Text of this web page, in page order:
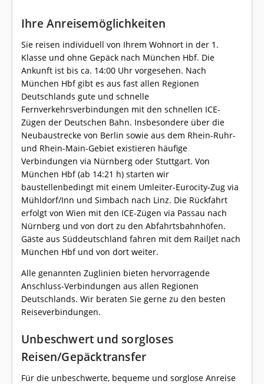
Ihre Anreisemöglichkeiten
Sie reisen individuell von Ihrem Wohnort in der 1.
Klasse und ohne Gepäck nach München Hbf. Die
Ankunft ist bis ca. 14:00 Uhr vorgesehen. Nach
München Hbf gibt es aus fast allen Regionen
Deutschlands gute und schnelle
Fernverkehrsverbindungen mit den schnellen ICE-
Zügen der Deutschen Bahn. Insbesondere über die
Neubaustrecke von Berlin sowie aus dem Rhein-Ruhr-
und Rhein-Main-Gebiet existieren häufige
Verbindungen via Nürnberg oder Stuttgart. Von
München Hbf (ab 14:21 h) starten wir
baustellenbedingt mit einem Umleiter-Eurocity-Zug via
Mühldorf/Inn und Simbach nach Linz. Die Rückfahrt
erfolgt von Wien mit den ICE-Zügen via Passau nach
Nürnberg und von dort zu den Abfahrtsbahnhöfen.
Gäste aus Süddeutschland fahren mit dem RailJet nach
München Hbf und von dort weiter.
Alle genannten Zuglinien bieten hervorragende
Anschluss-Verbindungen aus allen Regionen
Deutschlands. Wir beraten Sie gerne zu den besten
Reiseverbindungen.
Unbeschwert und sorgloses
Reisen/Gepäcktransfer
Für die unbeschwerte, bequeme und sorglose Anreise